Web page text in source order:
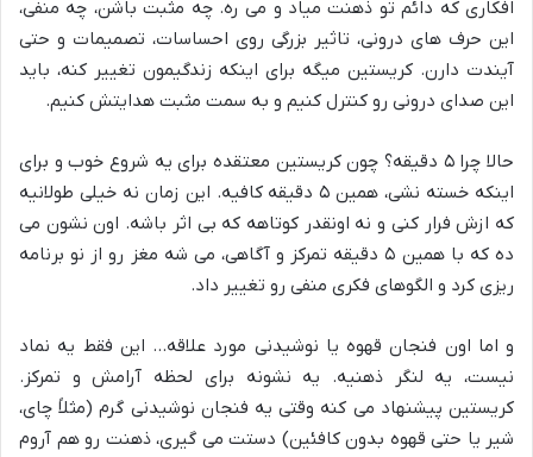
افکاری که دائم تو ذهنت میاد و می ره. چه مثبت باشن، چه منفی،
این حرف های درونی، تاثیر بزرگی روی احساسات، تصمیمات و حتی
آیندت دارن. کریستین میگه برای اینکه زندگیمون تغییر کنه، باید
این صدای درونی رو کنترل کنیم و به سمت مثبت هدایتش کنیم.
حالا چرا ۵ دقیقه؟ چون کریستین معتقده برای یه شروع خوب و برای
اینکه خسته نشی، همین ۵ دقیقه کافیه. این زمان نه خیلی طولانیه
که ازش فرار کنی و نه اونقدر کوتاهه که بی اثر باشه. اون نشون می
ده که با همین ۵ دقیقه تمرکز و آگاهی، می شه مغز رو از نو برنامه
ریزی کرد و الگوهای فکری منفی رو تغییر داد.
و اما اون فنجان قهوه یا نوشیدنی مورد علاقه… این فقط یه نماد
نیست، یه لنگر ذهنیه. یه نشونه برای لحظه آرامش و تمرکز.
کریستین پیشنهاد می کنه وقتی یه فنجان نوشیدنی گرم (مثلاً چای،
شیر یا حتی قهوه بدون کافئین) دستت می گیری، ذهنت رو هم آروم